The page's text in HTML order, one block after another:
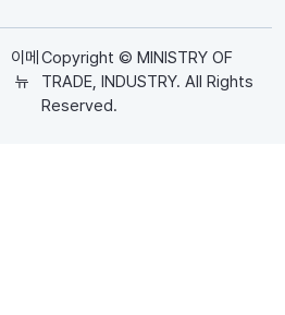
이메
뉴
Copyright © MINISTRY OF
TRADE, INDUSTRY. All Rights
Reserved.